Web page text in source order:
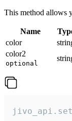
This method allows
Name
color
color2
optional